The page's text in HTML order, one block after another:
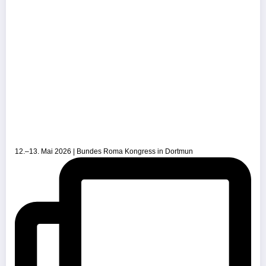
12.–13. Mai 2026 | Bundes Roma Kongress in Dortmun